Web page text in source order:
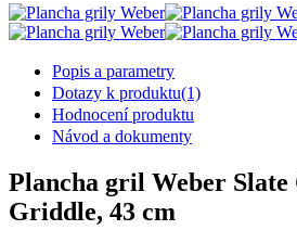
Popis a parametry
Dotazy k produktu(1)
Hodnocení produktu
Návod a dokumenty
Plancha gril Weber
Griddle, 43 cm